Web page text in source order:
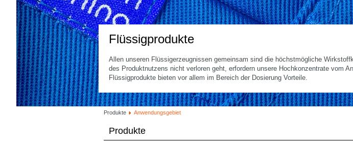
Flüssigprodukte
Allen unseren Flüssigerzeugnissen gemeinsam sind die höchstmögliche
des Produktnutzens nicht verloren geht, erfordern unsere Hochkonzentrate vom
Flüssigprodukte bieten vor allem im Bereich der Dosierung Vorteile.
Produkte Anwendungsgebiet
Produkte